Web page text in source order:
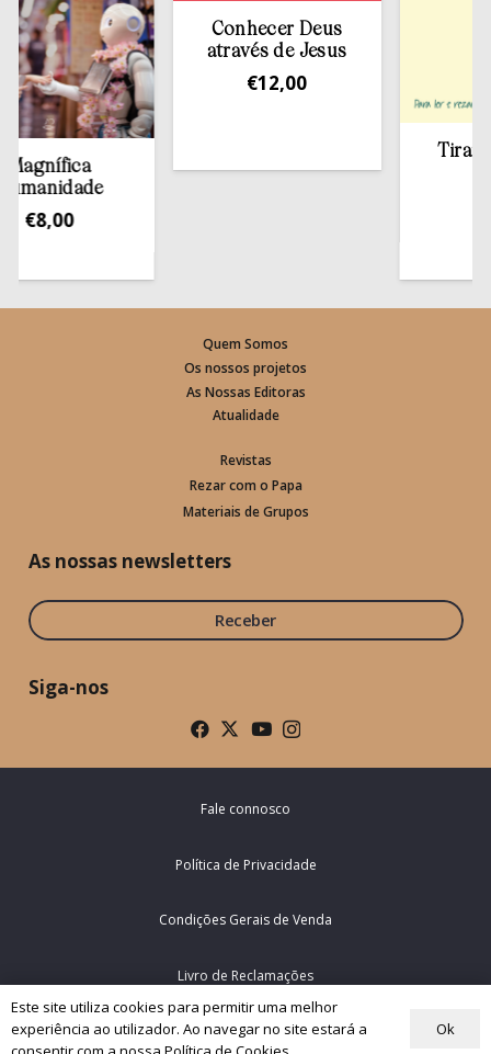
8,00
Conhecer Deus
através de Jesus
12,00
Tirar a
Quem Somos
Os nossos projetos
As Nossas Editoras
Atualidade
Revistas
Rezar com o Papa
Materiais de Grupos
As nossas newsletters
Receber
Siga-nos
© Rede Mundial da Oração do Papa – Portugal 2026
Fale connosco
Política de Privacidade
Condições Gerais de Venda
Livro de Reclamações
Este site utiliza cookies para permitir uma melhor
experiência ao utilizador. Ao navegar no site estará a
Ok